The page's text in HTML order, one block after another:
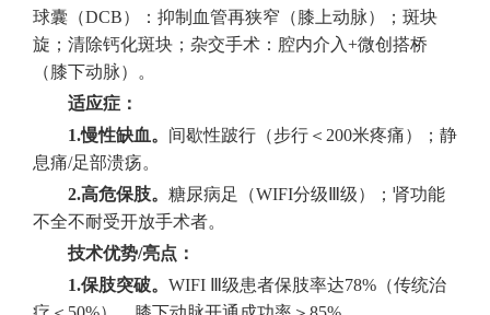
球囊（DCB）：抑制血管再狭窄（膝上动脉）；斑块
旋；清除钙化斑块；杂交手术：腔内介入+微创搭桥
（膝下动脉）。
适应症：
1.慢性缺血。 间歇性跛行（步行＜200米疼痛）；静
息痛/足部溃疡。
2.高危保肢。 糖尿病足（WIFI分级Ⅲ级）；肾功能
不全不耐受开放手术者。
技术优势/亮点：
1.保肢突破。 WIFI Ⅲ级患者保肢率达78%（传统治